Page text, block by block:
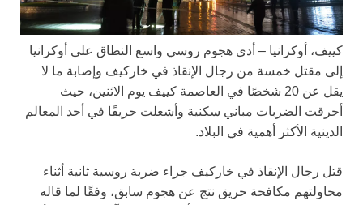
كييف، أوكرانيا – أدى هجوم روسي واسع النطاق على أوكرانيا
إلى مقتل خمسة من رجال الإنقاذ في خاركيف وإصابة ما لا
يقل عن 20 شخصًا في العاصمة كييف يوم الاثنين، حيث
أحرقت الضربات مباني سكنية وأشعلت حريقًا في أحد المعالم
الدينية الأكثر أهمية في البلاد.
قتل رجال الإنقاذ في خاركيف جراء ضربة روسية ثانية أثناء
محاولتهم مكافحة حريق نتج عن هجوم سابق، وفقًا لما قاله